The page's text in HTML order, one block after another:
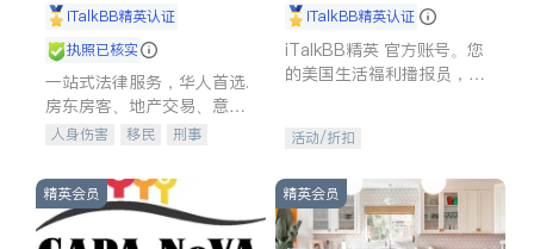
iTalkBB精英认证
执照已核实
一站式法律服务，华人首选.
房东房客、地产交易、意外
伤害、车祸重伤、商业诉
建筑合同、刑事案件全包办
人身伤害 移民
刑事
信托/遗嘱
商业
索赔
律师-其它 保释
iTalkBB精英认证
iTalkBB精英 官方账号。您
的美国生活福利播报员，精
专属福利。
活动/折扣
精英会员 精英会员